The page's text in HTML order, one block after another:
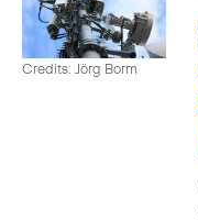
Credits: Jörg Borm